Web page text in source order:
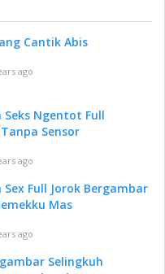
Cantik Abis
ago
Seks Ngentot Full
Sensor
ago
Sex Full Jorok Bergambar
Mas
ago
Selingkuh